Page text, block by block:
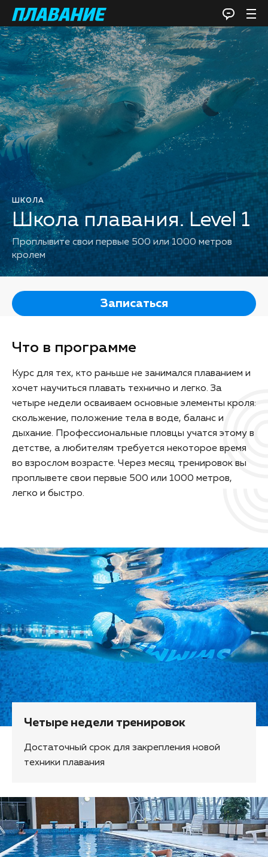
ШКОЛА
Школа плавания. Level 1
Проплывите свои первые 500 или 1000 метров
кролем
Записаться
Что в программе
Курс для тех, кто раньше не занимался плаванием и
хочет научиться плавать технично и легко. За
четыре недели осваиваем основные элементы кроля:
скольжение, положение тела в воде, баланс и
дыхание. Профессиональные пловцы учатся этому в
детстве, а любителям требуется некоторое время
во взрослом возрасте. Через месяц тренировок вы
проплывете свои первые 500 или 1000 метров,
легко и быстро.
Четыре недели тренировок
Достаточный срок для закрепления новой
техники плавания